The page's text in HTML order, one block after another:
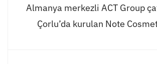
Almanya merkezli ACT Group
Çorlu’da kurulan Note